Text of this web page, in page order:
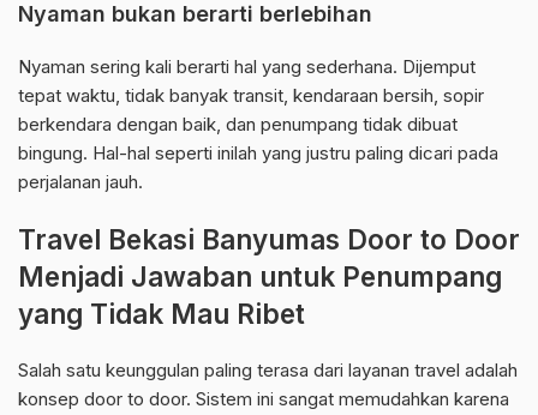
Nyaman bukan berarti berlebihan
Nyaman sering kali berarti hal yang sederhana. Dijemput
tepat waktu, tidak banyak transit, kendaraan bersih, sopir
berkendara dengan baik, dan penumpang tidak dibuat
bingung. Hal-hal seperti inilah yang justru paling dicari pada
perjalanan jauh.
Travel Bekasi Banyumas Door to Door
Menjadi Jawaban untuk Penumpang
yang Tidak Mau Ribet
Salah satu keunggulan paling terasa dari layanan travel adalah
konsep door to door. Sistem ini sangat memudahkan karena